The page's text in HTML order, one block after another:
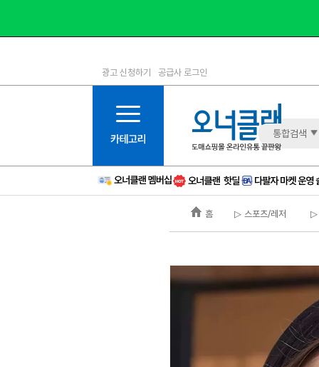
1등급
6등급
11등급
12등급
15등급
16등급
광고 신청하기 공급사 로그인
통합검색
홈 ▷ 스포츠/레저 ▷